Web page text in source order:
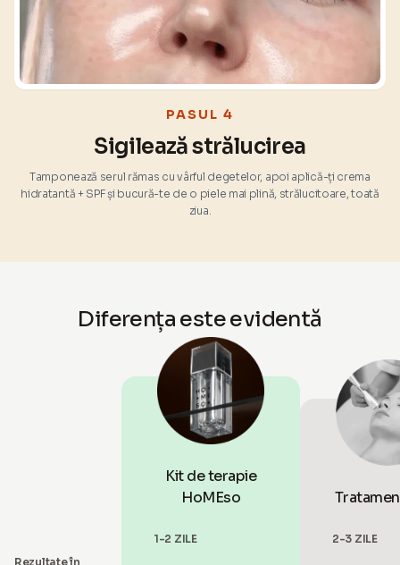
PASUL 4
Sigilează strălucirea
Tamponează serul rămas cu vârful degetelor, apoi aplică-ți crema
hidratantă + SPF și bucură-te de o piele mai plină, strălucitoare, toată
ziua.
Diferența este evidentă
Rezultate în
Kit de terapie
HoMEso
1-2 ZILE 2-3 ZILE